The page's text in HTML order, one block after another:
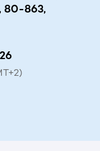
80-863,